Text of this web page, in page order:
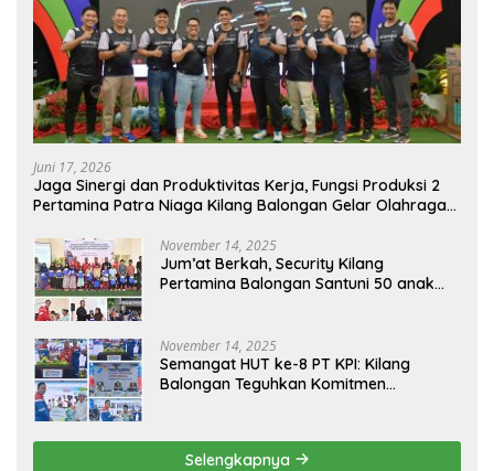
Juni 17, 2026
Jaga Sinergi dan Produktivitas Kerja, Fungsi Produksi 2
Pertamina Patra Niaga Kilang Balongan Gelar Olahraga
November 14, 2025
Jum’at Berkah, Security Kilang
Pertamina Balongan Santuni 50 anak
November 14, 2025
Semangat HUT ke-8 PT KPI: Kilang
Balongan Teguhkan Komitmen
Pendidikan
Selengkapnya